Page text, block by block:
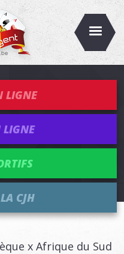
LIGNE
LIGNE
CJH
x Afrique du Sud